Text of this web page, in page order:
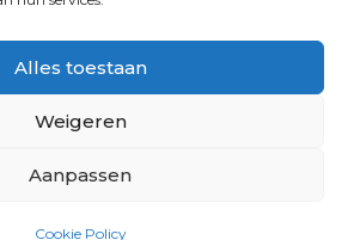
Alles toestaan
Weigeren
Aanpassen
Cookie Policy